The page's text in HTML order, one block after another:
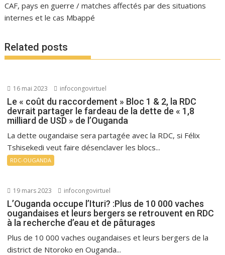
CAF, pays en guerre / matches affectés par des situations
internes et le cas Mbappé
Related posts
16 mai 2023 infocongovirtuel
Le « coût du raccordement » Bloc 1 & 2, la RDC
devrait partager le fardeau de la dette de « 1,8
milliard de USD » de l’Ouganda
La dette ougandaise sera partagée avec la RDC, si Félix
Tshisekedi veut faire désenclaver les blocs...
RDC-OUGANDA
19 mars 2023 infocongovirtuel
L’Ouganda occupe l’Ituri? :Plus de 10 000 vaches
ougandaises et leurs bergers se retrouvent en RDC
à la recherche d’eau et de pâturages
Plus de 10 000 vaches ougandaises et leurs bergers de la
district de Ntoroko en Ouganda...